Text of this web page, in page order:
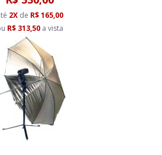
até 2Xde R$ 165,00
ou R$ 313,50a vista